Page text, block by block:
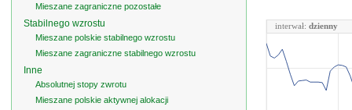
interwał: dzienny
Mieszane zagraniczne pozostałe
Stabilnego wzrostu
Mieszane polskie stabilnego wzrostu
Mieszane zagraniczne stabilnego wzrostu
Inne
Absolutnej stopy zwrotu
Mieszane polskie aktywnej alokacji